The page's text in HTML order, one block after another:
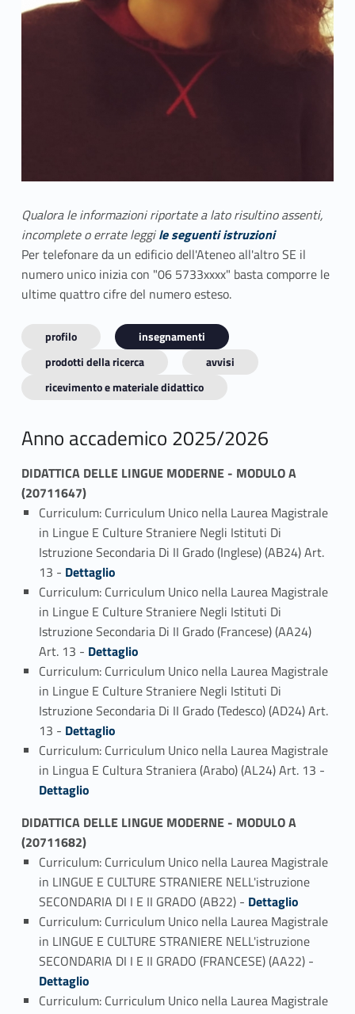
Qualora le informazioni riportate a lato risultino assenti,
incomplete o errate leggile seguenti istruzioni
Per telefonare da un edificio dell'Ateneo all'altro SE il
numero unico inizia con "06 5733xxxx" basta comporre le
ultime quattro cifre del numero esteso.
profilo
insegnamenti
prodotti della ricerca
avvisi
ricevimento e materiale didattico
Anno accademico 2025/2026
DIDATTICA DELLE LINGUE MODERNE - MODULO A
(20711647)
Curriculum: Curriculum Unico nella Laurea Magistrale
in Lingue E Culture Straniere Negli Istituti Di
Istruzione Secondaria Di II Grado (Inglese) (AB24) Art.
13 - Link identifier #identifier_person_21330-1
Dettaglio
Curriculum: Curriculum Unico nella Laurea Magistrale
in Lingue E Culture Straniere Negli Istituti Di
Istruzione Secondaria Di II Grado (Francese) (AA24)
Art. 13 - Link identifier #identifier_person_55363-2
Dettaglio
Curriculum: Curriculum Unico nella Laurea Magistrale
in Lingue E Culture Straniere Negli Istituti Di
Istruzione Secondaria Di II Grado (Tedesco) (AD24) Art.
13 - Link identifier #identifier_person_8393-3
Dettaglio
Curriculum: Curriculum Unico nella Laurea Magistrale
in Lingua E Cultura Straniera (Arabo) (AL24) Art. 13 -
Dettaglio
DIDATTICA DELLE LINGUE MODERNE - MODULO A
(20711682)
Curriculum: Curriculum Unico nella Laurea Magistrale
in LINGUE E CULTURE STRANIERE NELL'istruzione
SECONDARIA DI I E II GRADO (AB22) - Link identifier #identifier_person_28469-1
Dettaglio
Curriculum: Curriculum Unico nella Laurea Magistrale
in LINGUE E CULTURE STRANIERE NELL'istruzione
SECONDARIA DI I E II GRADO (FRANCESE) (AA22) -
Dettaglio
Curriculum: Curriculum Unico nella Laurea Magistrale